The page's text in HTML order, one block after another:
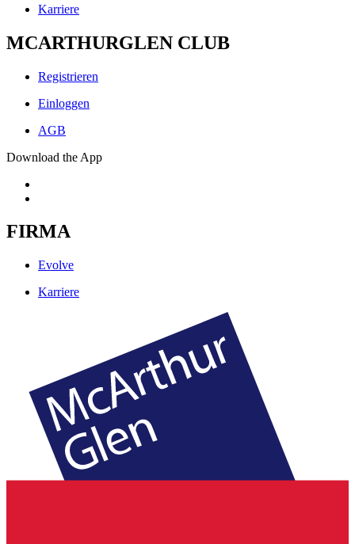
Karriere
MCARTHURGLEN CLUB
Registrieren
Einloggen
AGB
Download the App
FIRMA
Evolve
Karriere